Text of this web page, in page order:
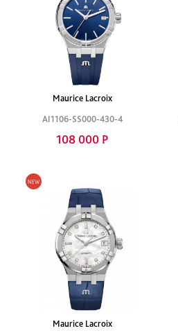
Maurice Lacroix
AI1106-SS000-430-4
108 000 Р
Maurice Lacroix